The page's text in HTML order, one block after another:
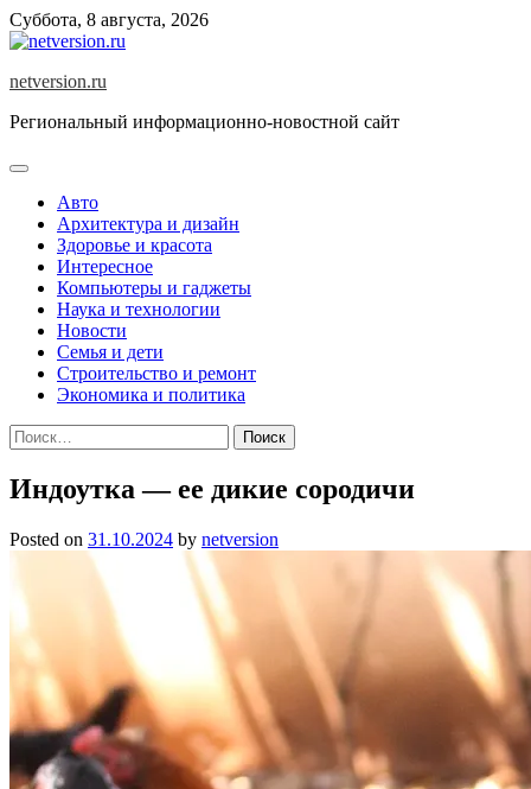
Skip
to
Суббота, 8 августа, 2026
netversion.ru
Региональный информационно-новостной сайт
Авто
Архитектура и дизайн
Здоровье и красота
Интересное
Компьютеры и гаджеты
Наука и технологии
Новости
Семья и дети
Строительство и ремонт
Экономика и политика
Найти:
Индоутка — ее дикие сородичи
Posted on 31.10.2024 by netversion